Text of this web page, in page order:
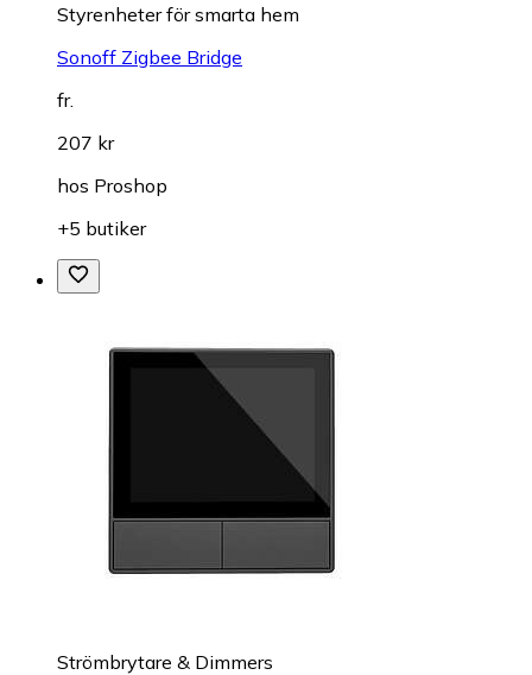
Styrenheter för smarta hem
Sonoff Zigbee Bridge
fr.
207 kr
hos Proshop
+5 butiker
Strömbrytare & Dimmers